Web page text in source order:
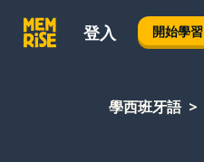
登入 開始學習
學西班牙語